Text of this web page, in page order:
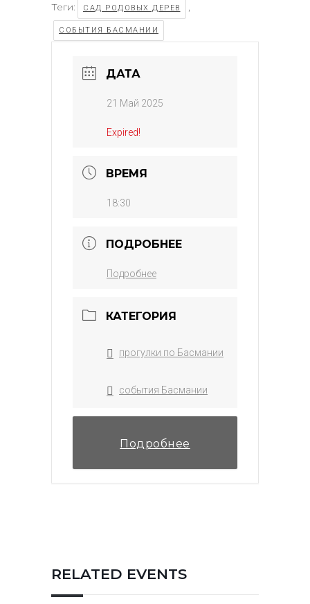
Теги: САД РОДОВЫХ ДЕРЕВ ,
СОБЫТИЯ БАСМАНИИ
ДАТА
21 Май 2025
Expired!
ВРЕМЯ
18:30
ПОДРОБНЕЕ
Подробнее
КАТЕГОРИЯ
прогулки по Басмании
события Басмании
Подробнее
RELATED EVENTS